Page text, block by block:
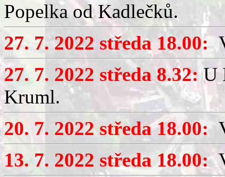
Popelka od Kadlečků.
27. 7. 2022 středa 18.00:
27. 7. 2022 středa 8.32:U
Kruml.
20. 7. 2022 středa 18.00:
13. 7. 2022 středa 18.00: